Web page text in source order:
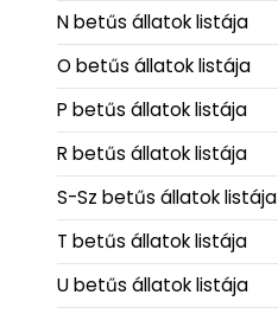
N betűs állatok listája
O betűs állatok listája
P betűs állatok listája
R betűs állatok listája
S-Sz betűs állatok listája
T betűs állatok listája
U betűs állatok listája